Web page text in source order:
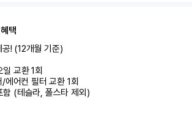
택
! (12개월 기준)
함 (테슬라, 폴스타 제외)